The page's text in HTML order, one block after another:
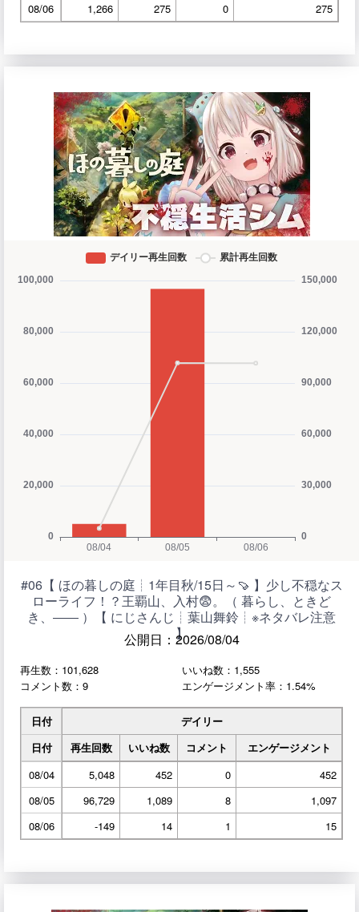
08/06
1,266 275 0 275
#06【 ほの暮しの庭┊︎1年目秋/15日～🍠 】少し不穏なス
ローライフ！？王覇山、入村😨。（ 暮らし、ときど
き、―― ）【 にじさんじ┊︎葉山舞鈴┊︎※ネタバレ注意
】
公開日：2026/08/04
再生数：101,628
いいね数：1,555
コメント数：9
エンゲージメント率：1.54%
日付
デイリー
日付
再生回数 いいね数 コメント
エンゲージメント
08/04
5,048 452 0
452
08/05
96,729 1,089 8
1,097
08/06
-149 14 1 15